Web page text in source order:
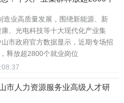
造业高质量发展，围绕新能源、新
、光电科技等十大现代化产业集
市政府官方数据显示，近期专场招
释放超2800个就业岗位
市人力资源服务业高级人才研